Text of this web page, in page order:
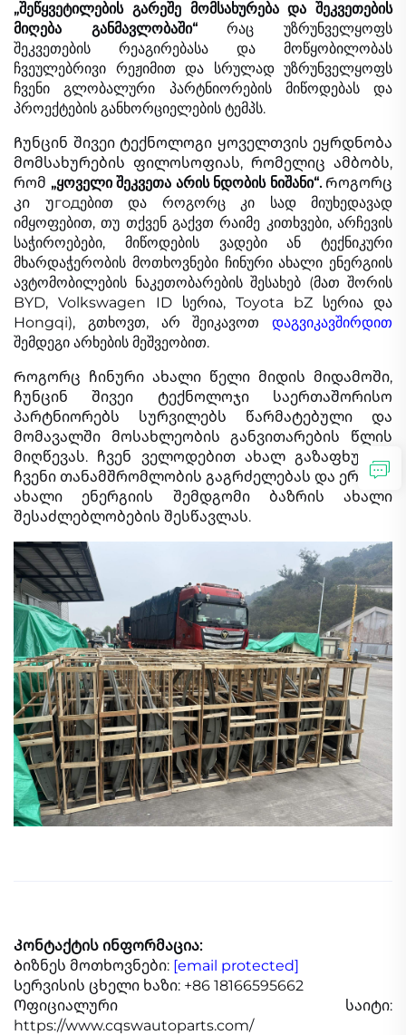
„შეწყვეტილების გარეშე მომსახურება და შეკვეთების
მიღება განმავლობაში“რაც უზრუნველყოფს
შეკვეთების რეაგირებასა და მოწყობილობას
ჩვეულებრივი რეჟიმით და სრულად უზრუნველყოფს
ჩვენი გლობალური პარტნიორების მიწოდებას და
პროექტების განხორციელების ტემპს.
Ჩუნცინ შივეი ტექნოლოგი ყოველთვის ეყრდნობა
მომსახურების ფილოსოფიას, რომელიც ამბობს,
რომ „ყოველი შეკვეთა არის ნდობის ნიშანი“. Როგორც
კი უгодებით და როგორც კი სად მიუხედავად
იმყოფებით, თუ თქვენ გაქვთ რაიმე კითხვები, არჩევის
საჭიროებები, მიწოდების ვადები ან ტექნიკური
მხარდაჭერობის მოთხოვნები ჩინური ახალი ენერგიის
ავტომობილების ნაკეთობარების შესახებ (მათ შორის
BYD, Volkswagen ID სერია, Toyota bZ სერია და
Hongqi), გთხოვთ, არ შეიკავოთ დაგვიკავშირდით
შემდეგი არხების მეშვეობით.
Როგორც ჩინური ახალი წელი მიდის მიდამოში,
ჩუნცინ შივეი ტექნოლოჯი საერთაშორისო
პარტნიორებს სურვილებს წარმატებული და
მომავალში მოსახლეობის განვითარების წლის
მიღწევას. ჩვენ ველოდებით ახალ გაზაფხულში
ჩვენი თანამშრომლობის გაგრძელებას და ერთად
ახალი ენერგიის შემდგომი ბაზრის ახალი
შესაძლებლობების შესწავლას.
Კონტაქტის ინფორმაცია:
Ბიზნეს მოთხოვნები: [email protected]
Სერვისის ცხელი ხაზი: +86 18166595662
Ოფიციალური საიტი:
https://www.cqswautoparts.com/